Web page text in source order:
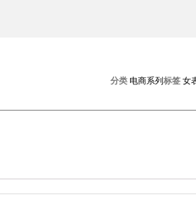
分类 电商系列标签 女